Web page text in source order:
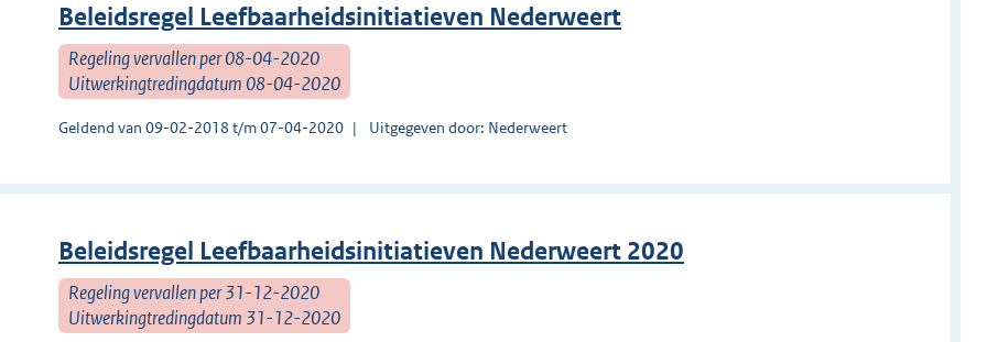
Beleidsregel Leefbaarheidsinitiatieven Nederweert
Regeling vervallen per 08-04-2020
Uitwerkingtredingdatum 08-04-2020
Geldend van 09-02-2018 t/m 07-04-2020 Uitgegeven door: Nederweert
Beleidsregel Leefbaarheidsinitiatieven Nederweert 2020
Regeling vervallen per 31-12-2020
Uitwerkingtredingdatum 31-12-2020